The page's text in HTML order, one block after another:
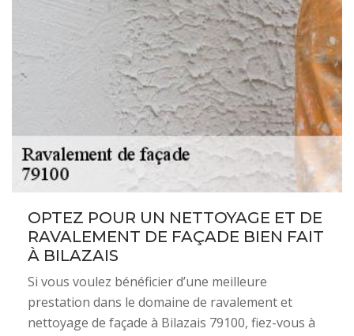
OPTEZ POUR UN NETTOYAGE ET DE
RAVALEMENT DE FAÇADE BIEN FAIT
À BILAZAIS
Si vous voulez bénéficier d’une meilleure
prestation dans le domaine de ravalement et
nettoyage de façade à Bilazais 79100, fiez-vous à